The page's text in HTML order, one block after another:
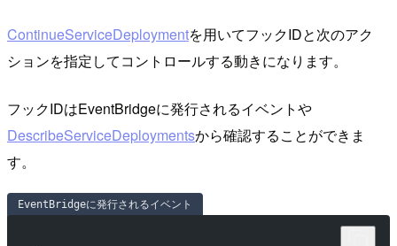
ContinueServiceDeploymentを用いてフックIDと次のアク
ションを指定してコントロールする動きになります。
フックIDはEventBridgeに発行されるイベントや
DescribeServiceDeploymentsから確認することができま
す。
EventBridgeに発行されるイベント